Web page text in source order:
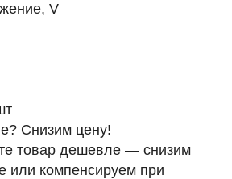
V
Снизим цену!
товар дешевле — снизим
или компенсируем при